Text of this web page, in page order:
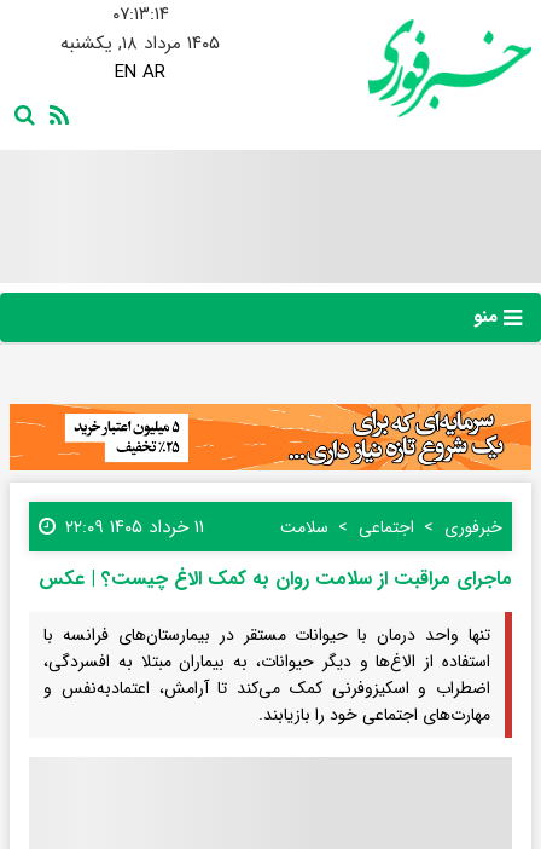
۰۷:۱۳:۱۵
۱۴۰۵ مرداد ۱۸, یکشنبه
EN AR
منو
خبرفوری اجتماعی سلامت ۱۱ خرداد ۱۴۰۵ ۲۲:۰۹
ماجرای مراقبت از سلامت روان به کمک الاغ چیست؟ | عکس
تنها واحد درمان با حیوانات مستقر در بیمارستان‌های فرانسه با
استفاده از الاغ‌ها و دیگر حیوانات، به بیماران مبتلا به افسردگی،
اضطراب و اسکیزوفرنی کمک می‌کند تا آرامش، اعتمادبه‌نفس و
مهارت‌های اجتماعی خود را بازیابند.